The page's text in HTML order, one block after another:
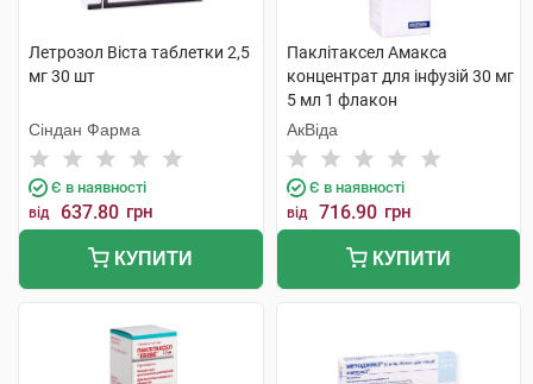
Летрозол Віста таблетки 2,5
мг 30 шт
Сіндан Фарма
Є в наявності
від 637.80 грн
КУПИТИ
Паклітаксел Амакса
концентрат для інфузій 30 мг
5 мл 1 флакон
АкВіда
Є в наявності
від 716.90 грн
КУПИТИ